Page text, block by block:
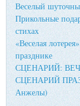
Веселый
Прикольные
стихах
«Веселая
празднике
СЦЕНАРИЙ:
СЦЕНАРИЙ
Анжелы)